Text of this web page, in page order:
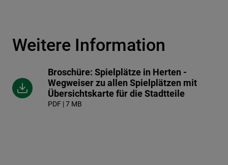
Weitere Information
Broschüre: Spielplätze in Herten -
Wegweiser zu allen Spielplätzen mit
Übersichtskarte für die Stadtteile
PDF | 7 MB